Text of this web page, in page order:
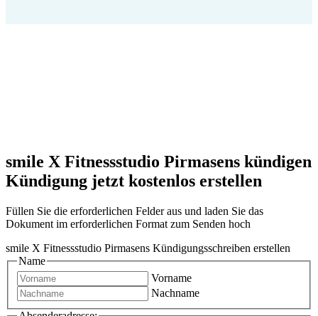
smile X Fitnessstudio Pirmasens kündigen
Kündigung jetzt kostenlos erstellen
Füllen Sie die erforderlichen Felder aus und laden Sie das
Dokument im erforderlichen Format zum Senden hoch
smile X Fitnessstudio Pirmasens Kündigungsschreiben erstellen
Name
Vorname
Nachname